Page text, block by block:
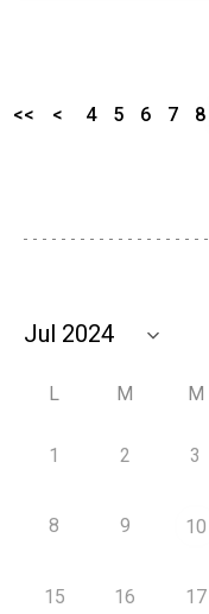
<< < 4 5 6 7 8
L M M
1 2 3
8 9 10
15 16 17